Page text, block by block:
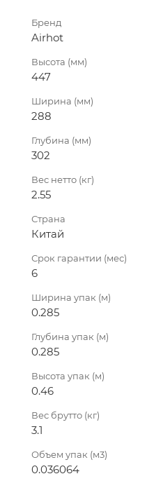
Бренд
Airhot
Высота (мм)
447
Ширина (мм)
288
Глубина (мм)
302
Вес нетто (кг)
2.55
Страна
Китай
Срок гарантии (мес)
6
Ширина упак (м)
0.285
Глубина упак (м)
0.285
Высота упак (м)
0.46
Вес брутто (кг)
3.1
Объем упак (м3)
0.036064